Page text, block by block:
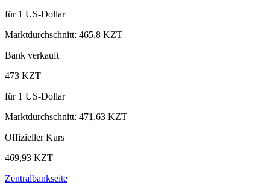
für1 US‑Dollar
Marktdurchschnitt: 465,8 KZT
Bank verkauft
473 KZT
für1 US‑Dollar
Marktdurchschnitt: 471,63 KZT
Offizieller Kurs
469,93 KZT
Zentralbankseite